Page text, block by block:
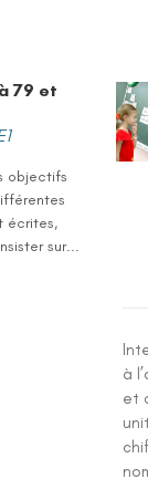
79 et
objectifs
écrites,
sur...
à
et